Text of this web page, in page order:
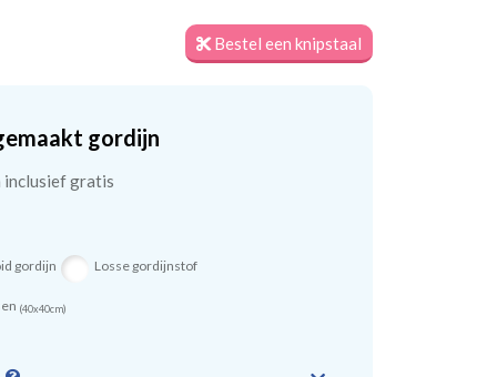
Bestel een knipstaal
gordijn
inclusief gratis
gordijn Losse gordijnstof
(40x40cm)